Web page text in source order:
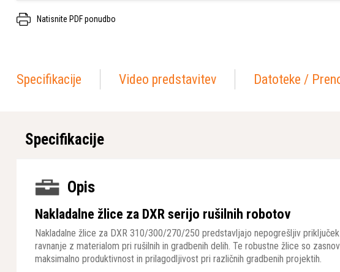
Natisnite PDF ponudbo
Specifikacije Video predstavitev Datoteke /
Specifikacije
Opis
Nakladalne žlice za DXR serijo rušilnih robotov
Nakladalne žlice za DXR 310/300/270/250 predstavljajo nepogrešljiv
ravnanje z materialom pri rušilnih in gradbenih delih. Te robustne žlice so
maksimalno produktivnost in prilagodljivost pri različnih gradbenih projektih.